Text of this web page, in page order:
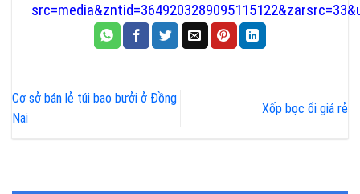
Cơ sở bán lẻ túi bao bưởi ở Đồng
Nai
Xốp bọc ổi giá rẻ